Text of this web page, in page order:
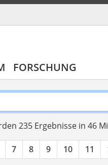
FORSCHUNG
235 Ergebnisse in 46
7 8 9 10 11